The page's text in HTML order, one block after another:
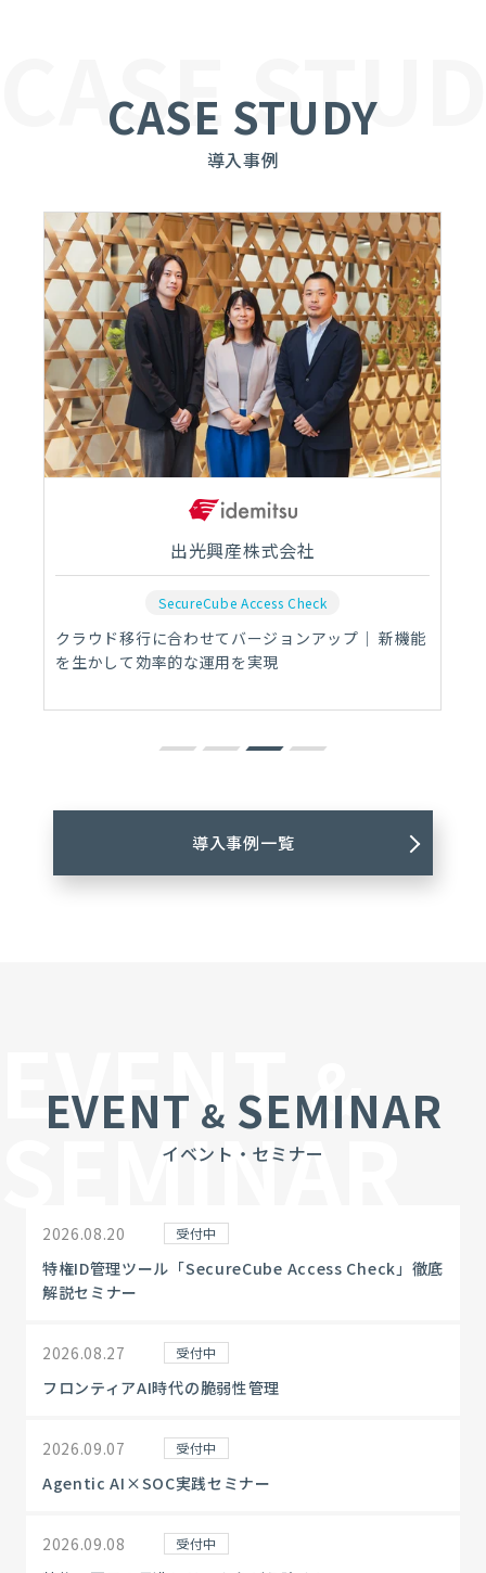
CASE
CASE STUDY
導入事例
出光興産株式会社
SecureCube Access Check
クラウド移行に合わせてバージョンアップ｜ 新機能
を生かして効率的な運用を実現
導入事例一覧
EVENT&
SEMINAR
EVENT & SEMINAR
イベント・セミナー
2026.08.20 受付中
特権ID管理ツール「SecureCube Access Check」徹底
解説セミナー
2026.08.27 受付中
フロンティアAI時代の脆弱性管理
2026.09.07 受付中
Agentic AI×SOC実践セミナー
2026.09.08 受付中